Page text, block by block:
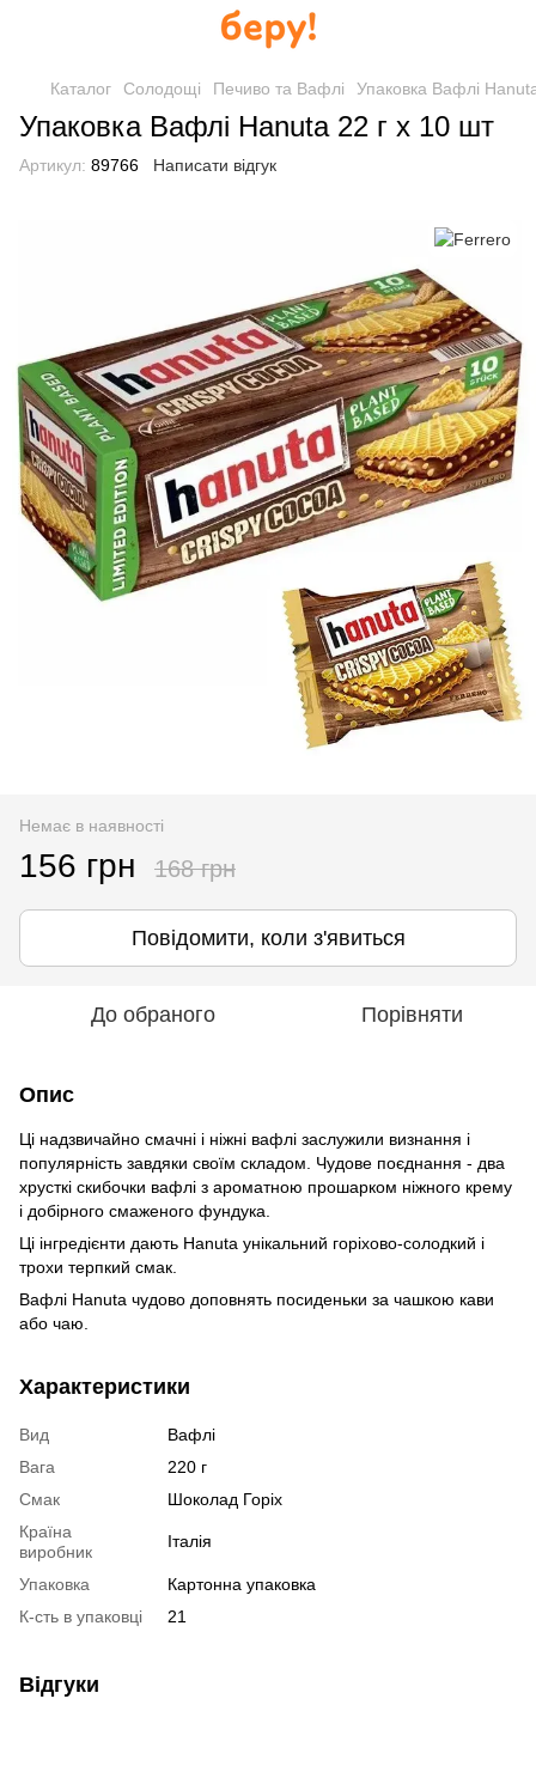
Каталог Солодощі Печиво та Вафлі Упаковка Вафлі
Упаковка Вафлі Hanuta 22 г x 10 шт
Артикул: 89766 Написати відгук
Немає в наявності
156 грн 168 грн
Повідомити, коли з'явиться
До обраного Порівняти
Опис
Ці надзвичайно смачні і ніжні вафлі заслужили визнання і
популярність завдяки своїм складом. Чудове поєднання - два
хрусткі скибочки вафлі з ароматною прошарком ніжного крему
і добірного смаженого фундука.
Ці інгредієнти дають Hanuta унікальний горіхово-солодкий і
трохи терпкий смак.
Вафлі Hanuta чудово доповнять посиденьки за чашкою кави
або чаю.
Характеристики
Вид
Вафлі
Вага
220 г
Смак
Шоколад Горіх
Країна
виробник
Італія
Упаковка
Картонна упаковка
К-сть в упаковці
21
Відгуки